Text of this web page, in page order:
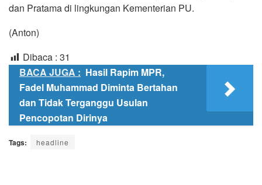
dan Pratama di lingkungan Kementerian PU.
(Anton)
Dibaca : 31
BACA JUGA : Hasil Rapim MPR,
Fadel Muhammad Diminta Bertahan
dan Tidak Terganggu Usulan
Pencopotan Dirinya
Tags: headline